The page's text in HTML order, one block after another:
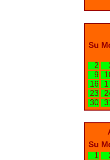
Su
2
9
16
23
30
Su
1